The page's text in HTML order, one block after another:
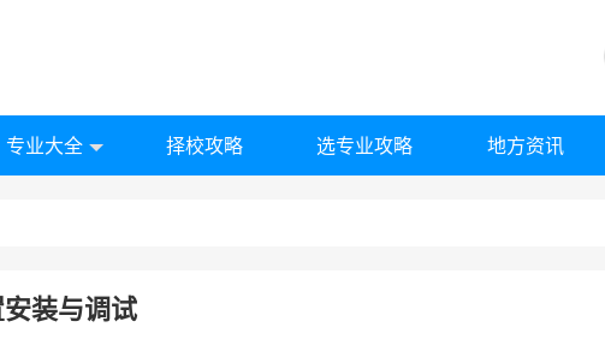
专业大全 择校攻略 选专业攻略 地方资讯
装与调试